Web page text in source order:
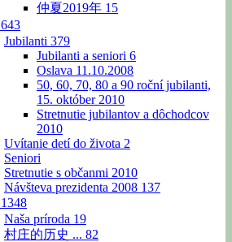
仲夏2019年 15
643
Jubilanti 379
Jubilanti a seniori 6
Oslava 11.10.2008
50, 60, 70, 80 a 90 roční jubilanti,
15. október 2010
Stretnutie jubilantov a dôchodcov
2010
Uvítanie detí do života 2
Seniori
Stretnutie s občanmi 2010
Návšteva prezidenta 2008 137
1348
Naša príroda 19
村庄的历史 ... 82